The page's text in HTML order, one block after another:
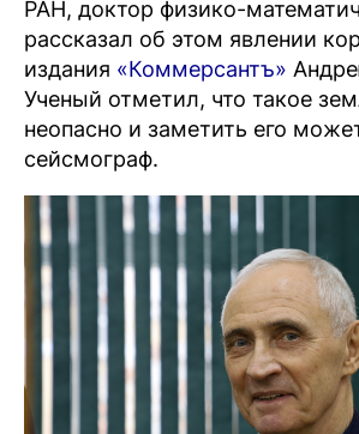
РАН, доктор физико-
рассказал об этом явлении
издания «Коммерсантъ»
Ученый отметил, что такое
неопасно и заметить его
сейсмограф.